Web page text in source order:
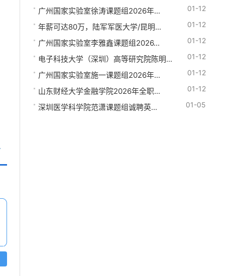
01-12
广州国家实验室徐涛课题组2026年...
01-12
年薪可达80万，陆军军医大学/昆明...
01-12
广州国家实验室李雅鑫课题组2026...
01-12
电子科技大学（深圳）高等研究院陈明...
01-12
广州国家实验室施一课题组2026年...
01-12
山东财经大学金融学院2026年全职...
01-05
深圳医学科学院范潇课题组诚聘英...